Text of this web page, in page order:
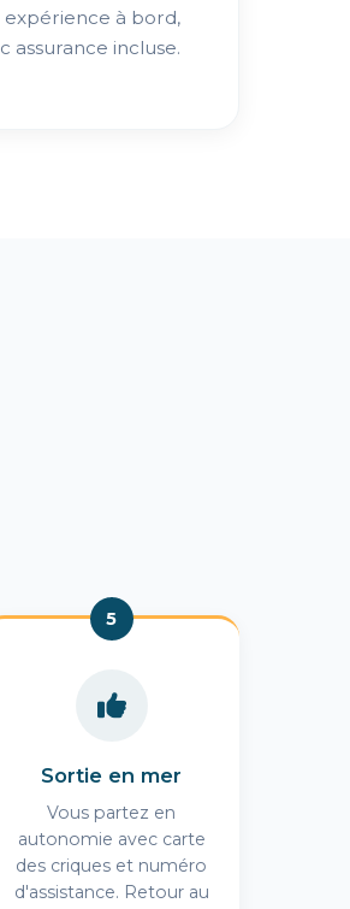
à bord,
assurance incluse.
5
Sortie en mer
Vous partez en
autonomie avec carte
des criques et numéro
d'assistance. Retour au